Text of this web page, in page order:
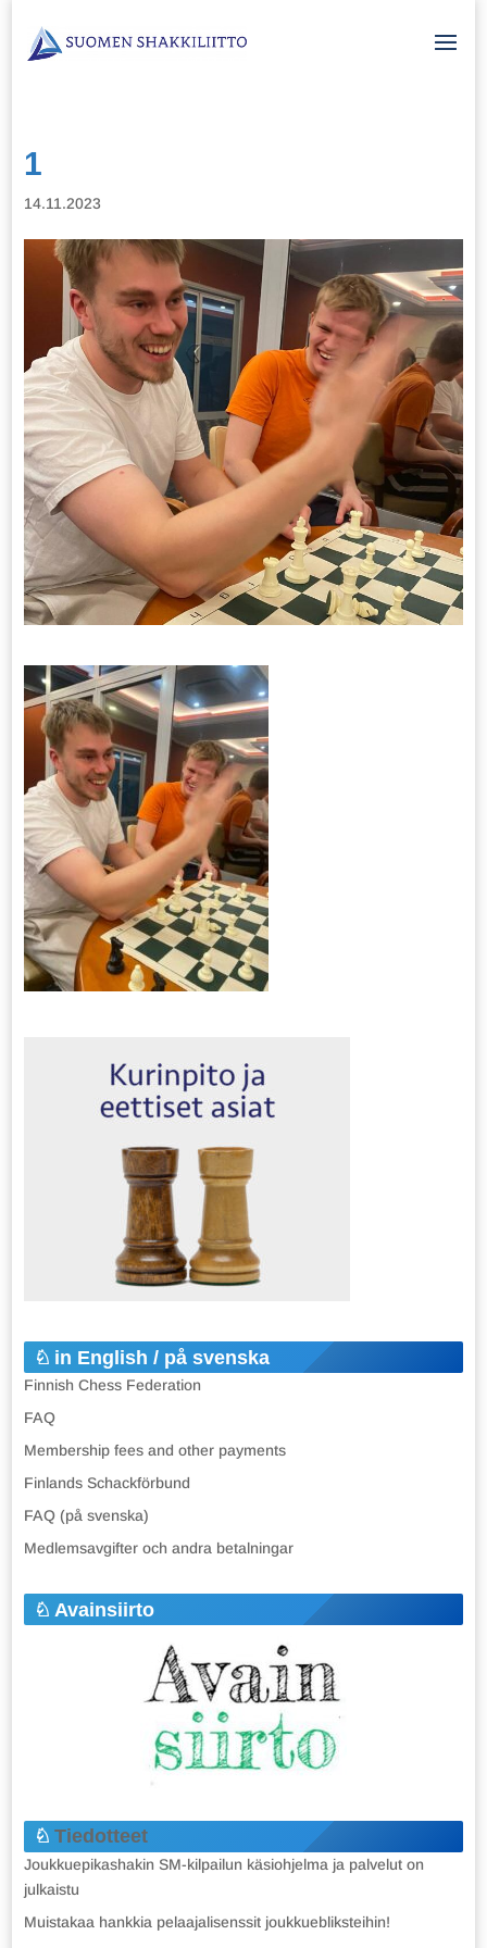
1
14.11.2023
in English / på svenska
Finnish Chess Federation
FAQ
Membership fees and other payments
Finlands Schackförbund
FAQ (på svenska)
Medlemsavgifter och andra betalningar
Avainsiirto
Tiedotteet
Joukkuepikashakin SM-kilpailun käsiohjelma ja palvelut on
julkaistu
Muistakaa hankkia pelaajalisenssit joukkuebliksteihin!